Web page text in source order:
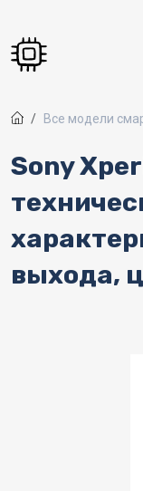
Все модели
Sony
выхода,